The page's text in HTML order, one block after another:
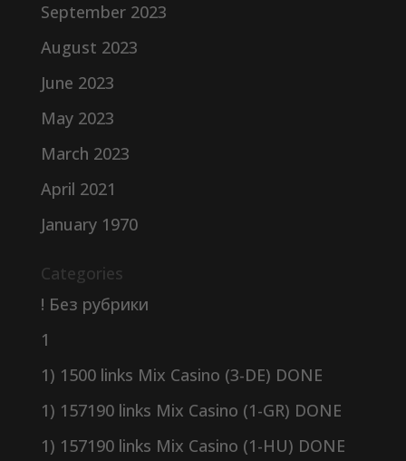
September 2023
August 2023
June 2023
May 2023
March 2023
April 2021
January 1970
Categories
! Без рубрики
1
1) 1500 links Mix Casino (3-DE) DONE
1) 157190 links Mix Casino (1-GR) DONE
1) 157190 links Mix Casino (1-HU) DONE